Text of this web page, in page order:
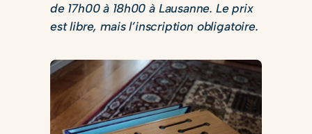
de 17h00 à 18h00 à Lausanne. Le prix
est libre, mais l’inscription obligatoire.